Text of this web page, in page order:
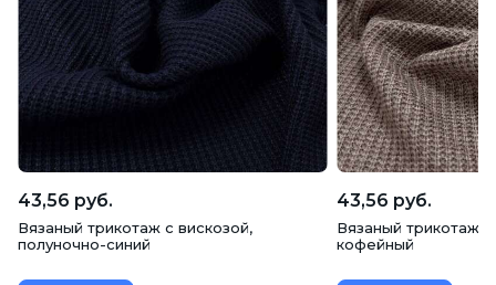
43,56 руб.
Вязаный трикотаж с вискозой,
полуночно-синий
43,56 руб.
Вязаный трикотаж с
кофейный